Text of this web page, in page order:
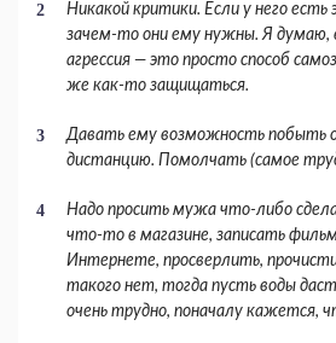
Никакой критики. Если у него есть
зачем-то они ему нужны. Я ду­маю,
агрессия — это просто способ
же как-то защи­щаться.
Давать ему возможность побыть
дистанцию. Помолчать (самое
Надо просить мужа что-либо
что-то в магазине, записать
Интернете, просверлить,
такого нет, тогда пусть воды
очень трудно, поначалу кажется,